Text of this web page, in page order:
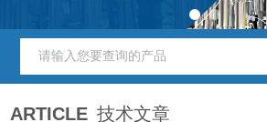
ARTICLE 技术文章